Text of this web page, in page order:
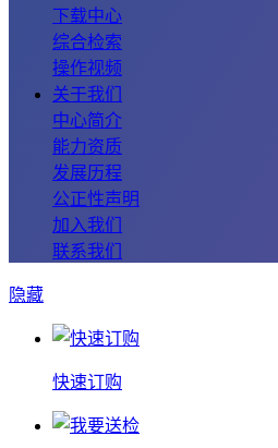
下载中心
综合检索
操作视频
关于我们
中心简介
能力资质
发展历程
公正性声明
加入我们
联系我们
隐藏
快速订购